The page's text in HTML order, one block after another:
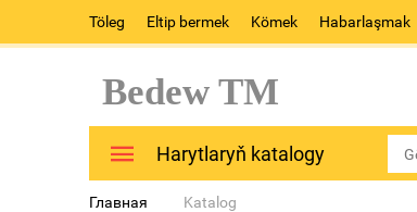
Töleg Eltip bermek Kömek Habarlaşmak
Bedew TM
Harytlaryň katalogy
Главная Katalog